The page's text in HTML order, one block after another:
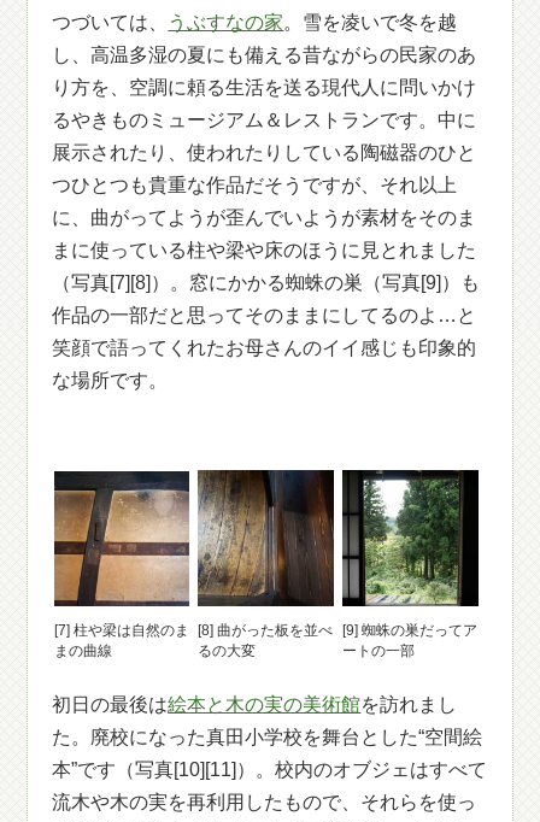
つづいては、 うぶすなの家。雪を凌いで冬を越
し、高温多湿の夏にも備える昔ながらの民家のあ
り方を、空調に頼る生活を送る現代人に問いかけ
るやきものミュージアム＆レストランです。中に
展示されたり、使われたりしている陶磁器のひと
つひとつも貴重な作品だそうですが、それ以上
に、曲がってようが歪んでいようが素材をそのま
まに使っている柱や梁や床のほうに見とれました
（写真[7][8]）。窓にかかる蜘蛛の巣（写真[9]）も
作品の一部だと思ってそのままにしてるのよ…と
笑顔で語ってくれたお母さんのイイ感じも印象的
な場所です。
[7] 柱や梁は自然のま
まの曲線
[8] 曲がった板を並べ
るの大変
[9] 蜘蛛の巣だってア
ートの一部
初日の最後は絵本と木の実の美術館を訪れまし
た。廃校になった真田小学校を舞台とした“空間絵
本”です（写真[10][11]）。校内のオブジェはすべて
流木や木の実を再利用したもので、それらを使っ